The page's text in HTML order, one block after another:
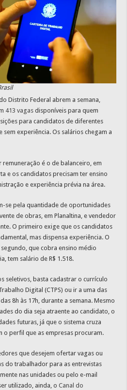
Distrito Federal abrem a semana,
413 vagas disponíveis para quem
para candidatos de diferentes
sem experiência. Os salários chegam a
é o de balanceiro, em
e os candidatos precisam ter ensino
e experiência prévia na área.
se pela quantidade de oportunidades
de obras, em Planaltina, e vendedor
O primeiro exige que os candidatos
mas dispensa experiência. O
segundo, que cobra ensino médio
tem salário de R$ 1.518.
seletivos, basta cadastrar o currículo
Digital (CTPS) ou ir a uma das
das 8h às 17h, durante a semana. Mesmo
do dia seja atraente ao candidato, o
futuras, já que o sistema cruza
o perfil que as empresas procuram.
que desejem ofertar vagas ou
do trabalhador para as entrevistas
nas unidades ou pelo e-mail
utilizado, ainda, oCanal do